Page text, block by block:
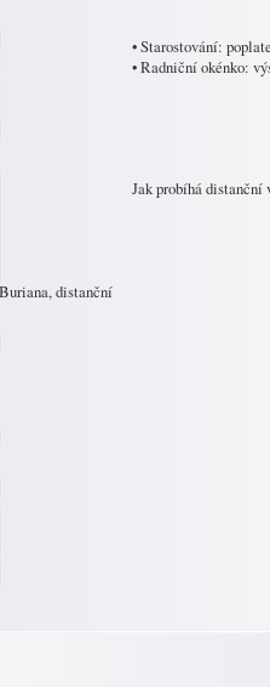
• Starostování:
• Radniční okénko:
distanční
Jak probíhá